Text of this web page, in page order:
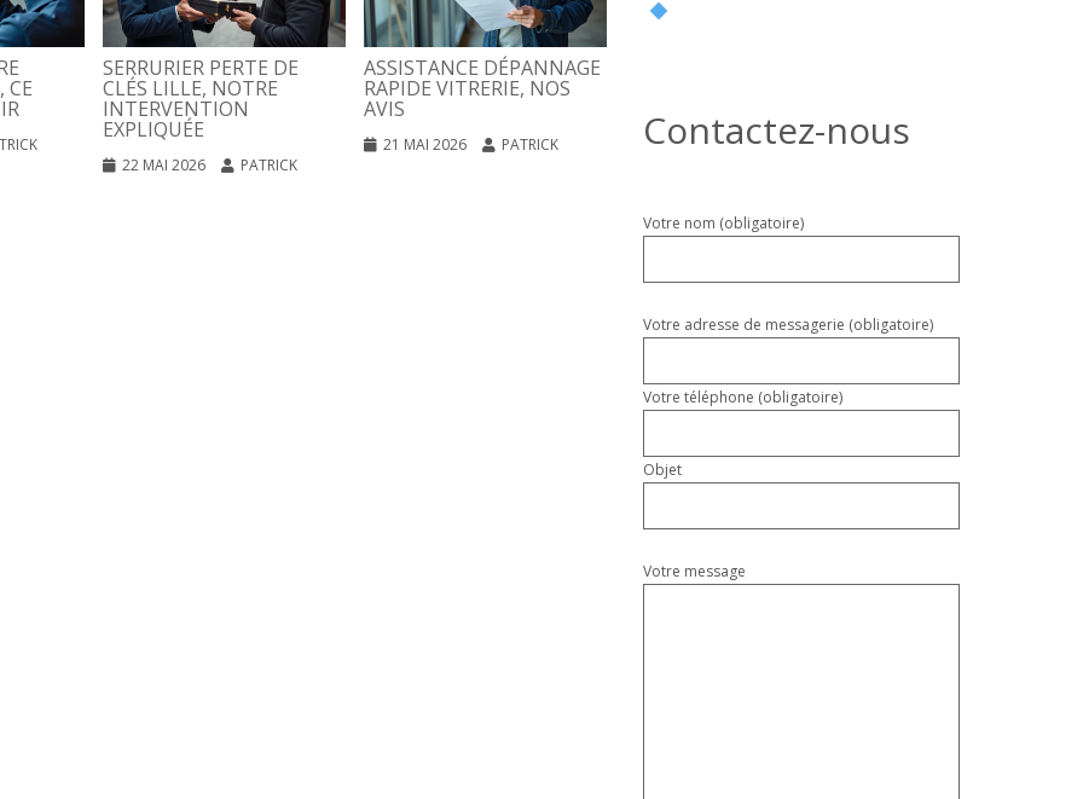
CE
SERRURIER PERTE DE
CLÉS LILLE, NOTRE
INTERVENTION
EXPLIQUÉE
22 MAI 2026 PATRICK
ASSISTANCE DÉPANNAGE
RAPIDE VITRERIE, NOS
AVIS
21 MAI 2026 PATRICK 18 MAI 2026 PATRICK
17 MAI 2026
Contactez-nous
Veuillez
vide.
Votre nom (obligatoire)
Votre adresse de messagerie (obligatoire)
Votre téléphone (obligatoire)
Objet
Votre message